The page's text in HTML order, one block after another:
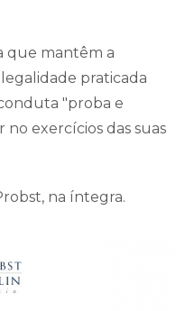
que mantêm a
praticada
"proba e
exercícios das suas
na íntegra.